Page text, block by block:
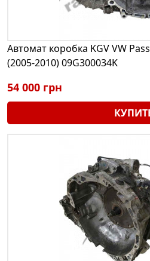
Автомат коробка KGV VW
(2005-2010) 09G300034K
54 000 грн